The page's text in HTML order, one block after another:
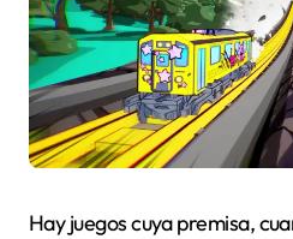
Hay juegos cuya premisa,